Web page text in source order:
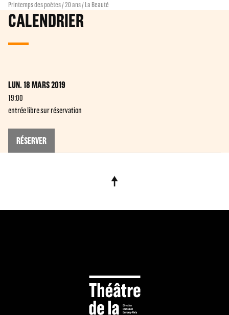
Printemps des poètes / 20 ans / La Beauté
CALENDRIER
LUN. 18 MARS 2019
19:00
entrée libre sur réservation
RÉSERVER